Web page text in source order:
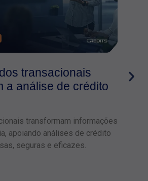
transacionais
a análise de crédito
transformam informações
apoiando análises de crédito
seguras e eficazes.